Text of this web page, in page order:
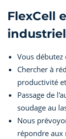
FlexCell
Vous
Chercher à
productivité
Passage de
soudage au
Nous
répondre aux